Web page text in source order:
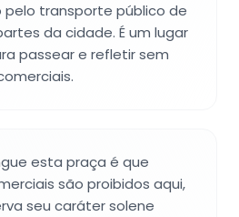
pelo transporte público de
da cidade. É um lugar
passear e refletir sem
esta praça é que
são proibidos aqui,
seu caráter solene